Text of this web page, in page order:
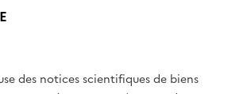
des notices scientifiques de biens